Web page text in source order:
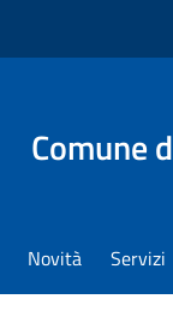
Comune
Novità Servizi